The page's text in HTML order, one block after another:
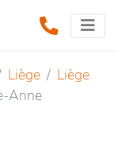
Liège
Liège
Anne